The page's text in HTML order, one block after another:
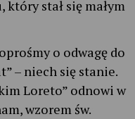
który stał się małym
o odwagę do
– niech się stanie.
Loreto” odnowi w
wzorem św.